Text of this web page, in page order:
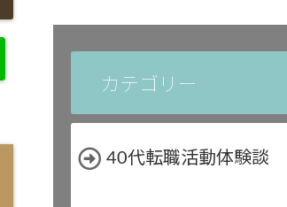
カテゴリー
40代転職活動体験談